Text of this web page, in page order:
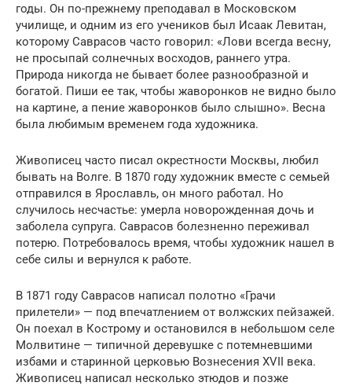
годы. Он по-прежнему преподавал в Московском
училище, и одним из его учеников был Исаак Левитан,
которому Саврасов часто говорил: «Лови всегда весну,
не просыпай солнечных восходов, раннего утра.
Природа никогда не бывает более разнообразной и
богатой. Пиши ее так, чтобы жаворонков не видно было
на картине, а пение жаворонков было слышно». Весна
была любимым временем года художника.
Живописец часто писал окрестности Москвы, любил
бывать на Волге. В 1870 году художник вместе с семьей
отправился в Ярославль, он много работал. Но
случилось несчастье: умерла новорожденная дочь и
заболела супруга. Саврасов болезненно переживал
потерю. Потребовалось время, чтобы художник нашел в
себе силы и вернулся к работе.
В 1871 году Саврасов написал полотно «Грачи
прилетели» — под впечатлением от волжских пейзажей.
Он поехал в Кострому и остановился в небольшом селе
Молвитине — типичной деревушке с потемневшими
избами и старинной церковью Вознесения XVII века.
Живописец написал несколько этюдов и позже